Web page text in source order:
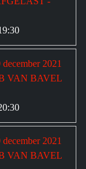
2021
VAN BAVEL
2021
VAN BAVEL